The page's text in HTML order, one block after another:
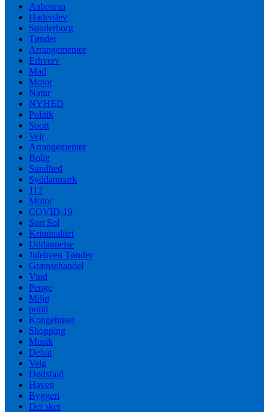
Aabenraa
Haderslev
Sønderborg
Tønder
Arrangementer
Erhverv
Mad
Motor
Natur
NYHED
Politik
Sport
Vejr
Arrangementer
Bolig
Sundhed
Syddanmark
112
Motor
COVID-19
Sort Sol
Kriminalitet
Uddannelse
Julebyen Tønder
Grænsehandel
Vind
Penge
Miljø
politi
Kongehuset
Shopping
Musik
Debat
Valg
Dødsfald
Haven
Byggeri
Det sker